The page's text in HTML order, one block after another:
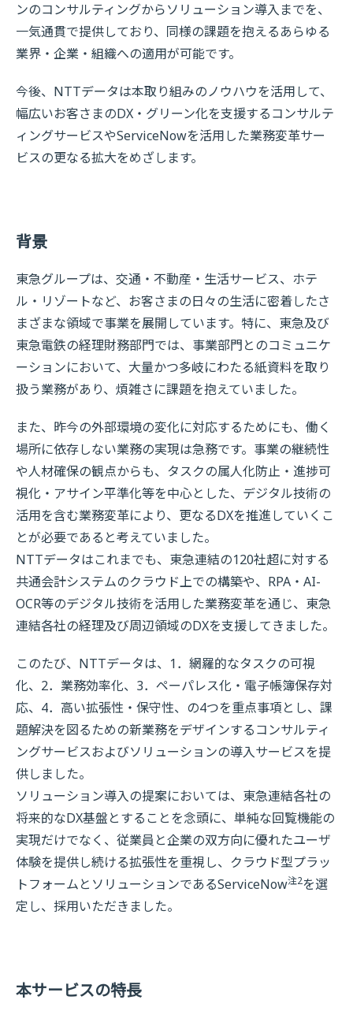
ンのコンサルティングからソリューション導入までを、
一気通貫で提供しており、同様の課題を抱えるあらゆる
業界・企業・組織への適用が可能です。
今後、NTTデータは本取り組みのノウハウを活用して、
幅広いお客さまのDX・グリーン化を支援するコンサルテ
ィングサービスやServiceNowを活用した業務変革サー
ビスの更なる拡大をめざします。
背景
東急グループは、交通・不動産・生活サービス、ホテ
ル・リゾートなど、お客さまの日々の生活に密着したさ
まざまな領域で事業を展開しています。特に、東急及び
東急電鉄の経理財務部門では、事業部門とのコミュニケ
ーションにおいて、大量かつ多岐にわたる紙資料を取り
扱う業務があり、煩雑さに課題を抱えていました。
また、昨今の外部環境の変化に対応するためにも、働く
場所に依存しない業務の実現は急務です。事業の継続性
や人材確保の観点からも、タスクの属人化防止・進捗可
視化・アサイン平準化等を中心とした、デジタル技術の
活用を含む業務変革により、更なるDXを推進していくこ
とが必要であると考えていました。
NTTデータはこれまでも、東急連結の120社超に対する
共通会計システムのクラウド上での構築や、RPA・AI-
OCR等のデジタル技術を活用した業務変革を通じ、東急
連結各社の経理及び周辺領域のDXを支援してきました。
このたび、NTTデータは、1．網羅的なタスクの可視
化、2．業務効率化、3．ペーパレス化・電子帳簿保存対
応、4．高い拡張性・保守性、の4つを重点事項とし、課
題解決を図るための新業務をデザインするコンサルティ
ングサービスおよびソリューションの導入サービスを提
供しました。
ソリューション導入の提案においては、東急連結各社の
将来的なDX基盤とすることを念頭に、単純な回覧機能の
実現だけでなく、従業員と企業の双方向に優れたユーザ
体験を提供し続ける拡張性を重視し、クラウド型プラッ
トフォームとソリューションであるServiceNow注2を選
定し、採用いただきました。
本サービスの特長